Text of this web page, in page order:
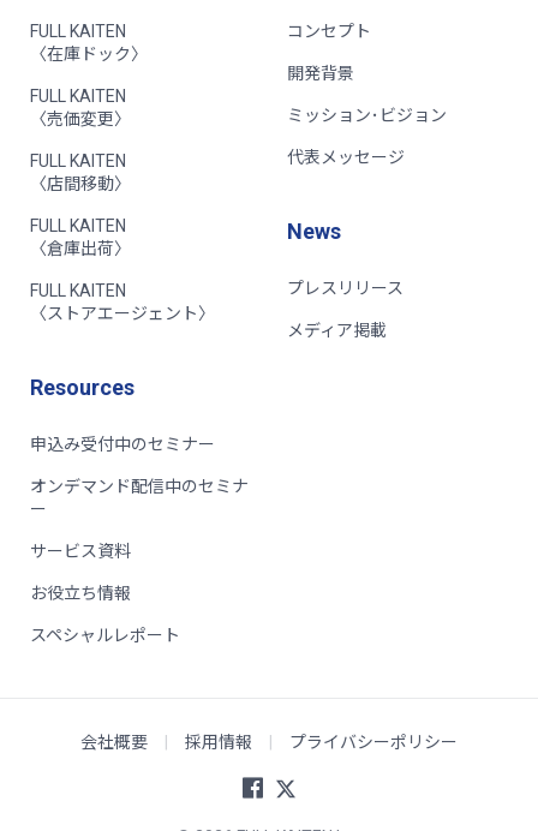
FULL KAITEN
〈在庫ドック〉
FULL KAITEN
〈売価変更〉
FULL KAITEN
〈店間移動〉
FULL KAITEN
〈倉庫出荷〉
FULL KAITEN
〈ストアエージェント〉
コンセプト
開発背景
ミッション･ビジョン
代表メッセージ
News
プレスリリース
メディア掲載
Resources
申込み受付中のセミナー
オンデマンド配信中のセミナ
ー
サービス資料
お役立ち情報
スペシャルレポート
会社概要 採用情報 プライバシーポリシー